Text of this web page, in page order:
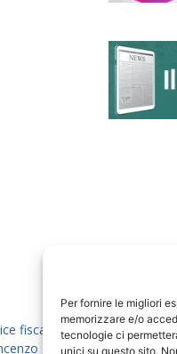
Per fornire le migliori
memorizzare e/o
tecnologie ci
unici su questo sito.
fiscale 80069130583
D'Anna